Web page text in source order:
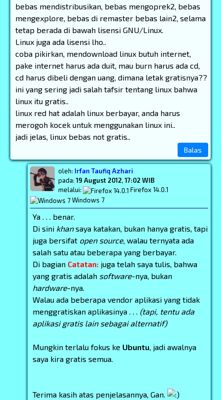
bebas mendistribusikan, bebas mengoprek2, bebas
mengexplore, bebas di remaster bebas lain2, selama
tetap berada di bawah lisensi GNU/Linux.
Linux juga ada lisensi lho..
coba pikirkan, mendownload linux butuh internet,
pake internet harus ada duit, mau burn harus ada cd,
cd harus dibeli dengan uang, dimana letak gratisnya??
ini yang sering jadi salah tafsir tentang linux bahwa
linux itu gratis..
linux red hat adalah linux berbayar, anda harus
merogoh kocek untuk menggunakan linux ini..
jadi jelas, linux bebas not gratis..
Balas
oleh: Irfan Taufiq Azhari
pada:19 August 2012,17:02 WIB
melalui:
Firefox 14.0.1
Windows 7
Ya . . . benar.
Di sini khansaya katakan, bukan hanya gratis, tapi
juga bersifat open source, walau ternyata ada
salah satu atau beberapa yang berbayar.
Di bagian Catatan: juga telah saya tulis, bahwa
yang gratis adalah software-nya, bukan
hardware-nya.
Walau ada beberapa vendor aplikasi yang tidak
menggratiskan aplikasinya . . . (tapi, tentu ada
aplikasi gratis lain sebagai alternatif)
Mungkin terlalu fokus ke Ubuntu, jadi awalnya
saya kira gratis semua.
Terima kasih atas penjelasannya, Gan.